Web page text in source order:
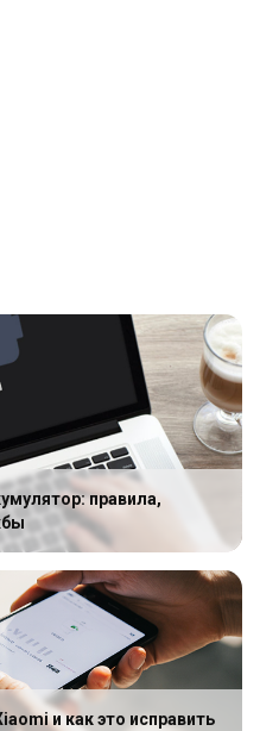
правила,
и как это исправить